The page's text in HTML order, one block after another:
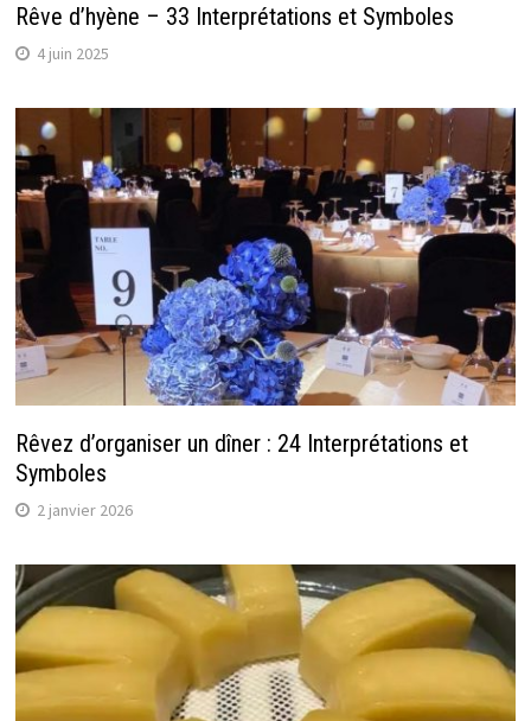
Rêve d’hyène – 33 Interprétations et Symboles
4 juin 2025
Rêvez d’organiser un dîner : 24 Interprétations et
Symboles
2 janvier 2026